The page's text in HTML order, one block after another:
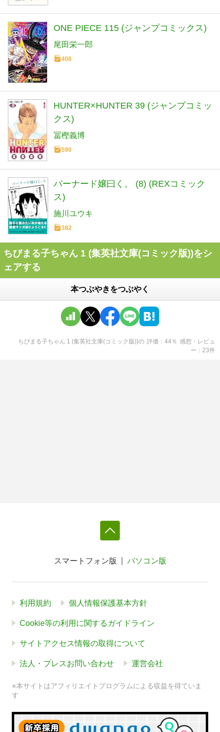
ONE PIECE 115 (ジャンプコミックス)
尾田栄一郎
408
HUNTER×HUNTER 39 (ジャンプコミッ
クス)
冨樫義博
590
バーナード嬢曰く。 (8) (REXコミック
ス)
施川ユウキ
382
ちびまる子ちゃん 1 (集英社文庫(コミック版))をシ
ェアする
本つぶやきをつぶやく
ちびまる子ちゃん 1 (集英社文庫(コミック版))の 評価 44％ 感想・レビュ
ー
23件
スマートフォン版 パソコン版
利用規約 個人情報保護基本方針
Cookie等の利用に関するガイドライン
サイトアクセス情報の取得について
法人・プレスお問い合わせ 運営会社
※本サイトはアフィリエイトプログラムによる収益を得ていま
す